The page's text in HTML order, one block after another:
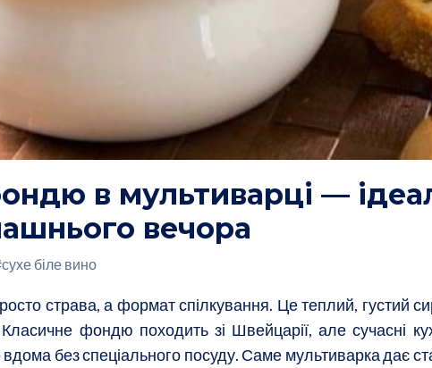
в мультиварці —
вечора
біле вино
страва, а формат спілкування. Це теплий, густий
фондю походить зі Швейцарії, але сучасні
вдома без спеціального посуду. Саме мультиварка дає